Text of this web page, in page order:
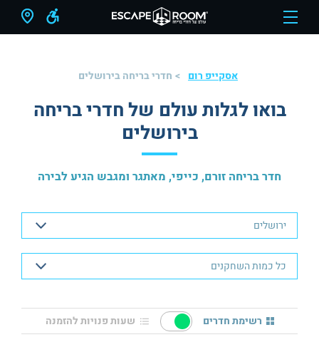
אסקייפ רום חדרי בריחה בירושלים
בואו לגלות עולם של חדרי בריחה
בירושלים
חדר בריחה זורם, כייפי, מאתגר ומגבש הגיע לבירה
רשימת חדרים שעות פנויות להזמנה